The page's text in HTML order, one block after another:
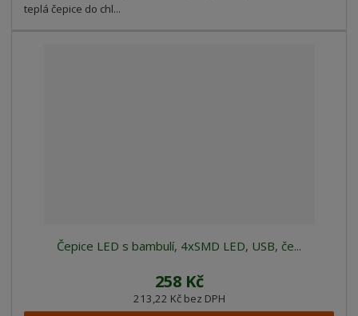
teplá čepice do chl...
Čepice LED s bambulí, 4xSMD LED, USB, če...
258 Kč
213,22 Kč bez DPH